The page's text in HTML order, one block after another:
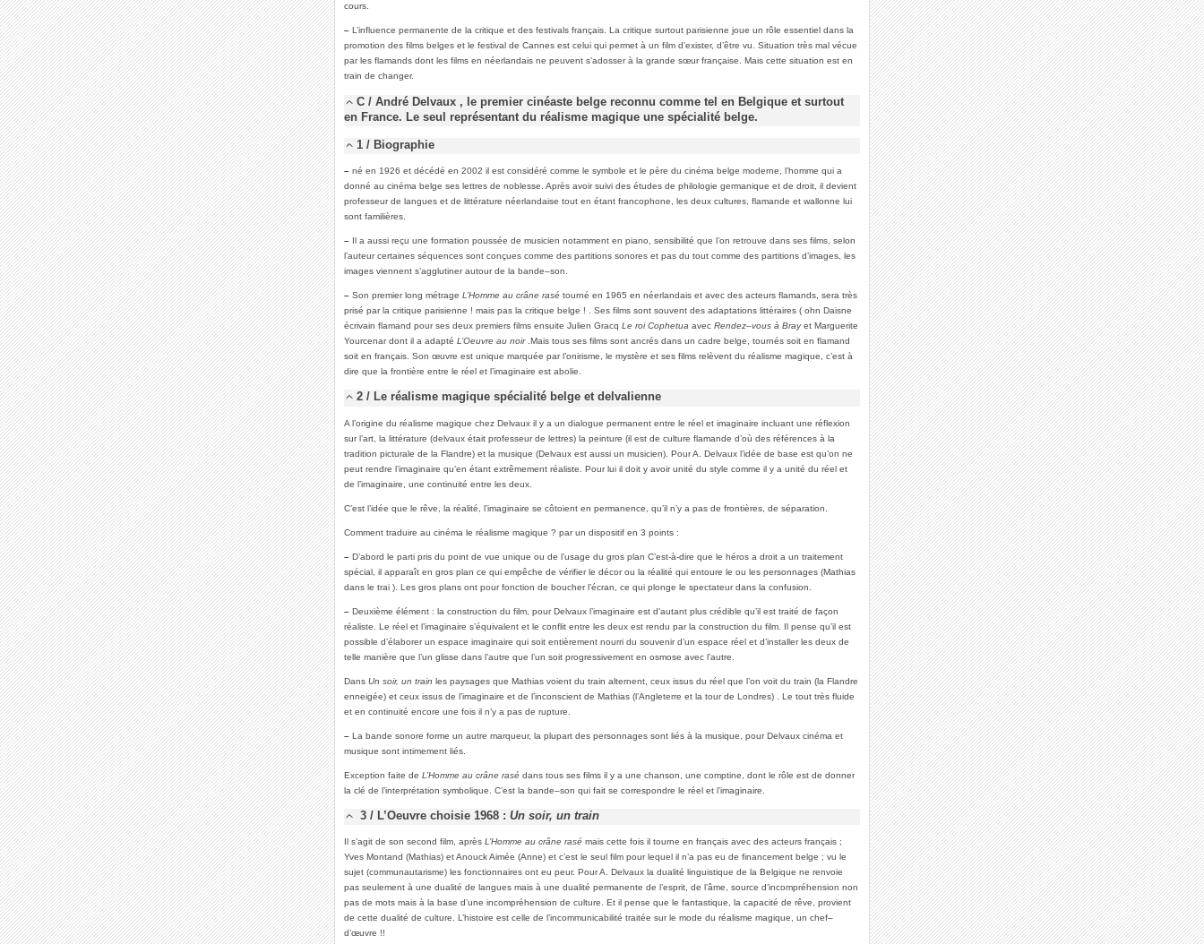
cours.
–L’influence permanente de la critique et des festivals français. La critique surtout parisienne joue un rôle essentiel dans la
promotion des films belges et le festival de Cannes est celui qui permet à un film d’exister, d’être vu. Situation très mal vécue
par les flamands dont les films en néerlandais ne peuvent s’adosser à la grande sœur française. Mais cette situation est en
train de changer.
C / André Delvaux , le premier cinéaste belge reconnu comme tel en Belgique et surtout
en France. Le seul représentant du réalisme magique une spécialité belge.
1 / Biographie
–né en 1926 et décédé en 2002 il est considéré comme le symbole et le père du cinéma belge moderne, l’homme qui a
donné au cinéma belge ses lettres de noblesse. Après avoir suivi des études de philologie germanique et de droit, il devient
professeur de langues et de littérature néerlandaise tout en étant francophone, les deux cultures, flamande et wallonne lui
sont familières.
–Il a aussi reçu une formation poussée de musicien notamment en piano, sensibilité que l’on retrouve dans ses films, selon
l’auteur certaines séquences sont conçues comme des partitions sonores et pas du tout comme des partitions d’images, les
images viennent s’agglutiner autour de la bande–son.
–Son premier long métrage L’Homme au crâne rasétourné en 1965 en néerlandais et avec des acteurs flamands, sera très
prisé par la critique parisienne ! mais pas la critique belge ! . Ses films sont souvent des adaptations littéraires ( ohn Daisne
écrivain flamand pour ses deux premiers films ensuite Julien Gracq Le roi Cophetua avec Rendez–vous à Brayet Marguerite
Yourcenar dont il a adapté L’Oeuvre au noir.Mais tous ses films sont ancrés dans un cadre belge, tournés soit en flamand
soit en français. Son œuvre est unique marquée par l’onirisme, le mystère et ses films relèvent du réalisme magique, c’est à
dire que la frontière entre le réel et l’imaginaire est abolie.
2 / Le réalisme magique spécialité belge et delvalienne
A l’origine du réalisme magique chez Delvaux il y a un dialogue permanent entre le réel et imaginaire incluant une réflexion
sur l’art, la littérature (delvaux était professeur de lettres) la peinture (il est de culture flamande d’où des références à la
tradition picturale de la Flandre) et la musique (Delvaux est aussi un musicien). Pour A. Delvaux l’idée de base est qu’on ne
peut rendre l’imaginaire qu’en étant extrêmement réaliste. Pour lui il doit y avoir unité du style comme il y a unité du réel et
de l’imaginaire, une continuité entre les deux.
C’est l’idée que le rêve, la réalité, l’imaginaire se côtoient en permanence, qu’il n’y a pas de frontières, de séparation.
Comment traduire au cinéma le réalisme magique ? par un dispositif en 3 points :
–D’abord le parti pris du point de vue unique ou de l’usage du gros plan C’est-à-dire que le héros a droit a un traitement
spécial, il apparaît en gros plan ce qui empêche de vérifier le décor ou la réalité qui entoure le ou les personnages (Mathias
dans le trai ). Les gros plans ont pour fonction de boucher l’écran, ce qui plonge le spectateur dans la confusion.
–Deuxième élément : la construction du film, pour Delvaux l’imaginaire est d’autant plus crédible qu’il est traité de façon
réaliste. Le réel et l’imaginaire s’équivalent et le conflit entre les deux est rendu par la construction du film. Il pense qu’il est
possible d’élaborer un espace imaginaire qui soit entièrement nourri du souvenir d’un espace réel et d’installer les deux de
telle manière que l’un glisse dans l’autre que l’un soit progressivement en osmose avec l’autre.
Dans Un soir, un train les paysages que Mathias voient du train alternent, ceux issus du réel que l’on voit du train (la Flandre
enneigée) et ceux issus de l’imaginaire et de l’inconscient de Mathias (l’Angleterre et la tour de Londres) . Le tout très fluide
et en continuité encore une fois il n’y a pas de rupture.
–La bande sonore forme un autre marqueur, la plupart des personnages sont liés à la musique, pour Delvaux cinéma et
musique sont intimement liés.
Exception faite de L’Homme au crâne rasédans tous ses films il y a une chanson, une comptine, dont le rôle est de donner
la clé de l’interprétation symbolique. C’est la bande–son qui fait se correspondre le réel et l’imaginaire.
3 / L’Oeuvre choisie 1968 : Un soir, un train
Il s’agit de son second film, après L’Homme au crâne rasémais cette fois il tourne en français avec des acteurs français ;
Yves Montand (Mathias) et Anouck Aimée (Anne) et c’est le seul film pour lequel il n’a pas eu de financement belge ; vu le
sujet (communautarisme) les fonctionnaires ont eu peur. Pour A. Delvaux la dualité linguistique de la Belgique ne renvoie
pas seulement à une dualité de langues mais à une dualité permanente de l’esprit, de l’âme, source d’incompréhension non
pas de mots mais à la base d’une incompréhension de culture. Et il pense que le fantastique, la capacité de rêve, provient
de cette dualité de culture. L’histoire est celle de l’incommunicabilité traitée sur le mode du réalisme magique, un chef–
d’œuvre !!